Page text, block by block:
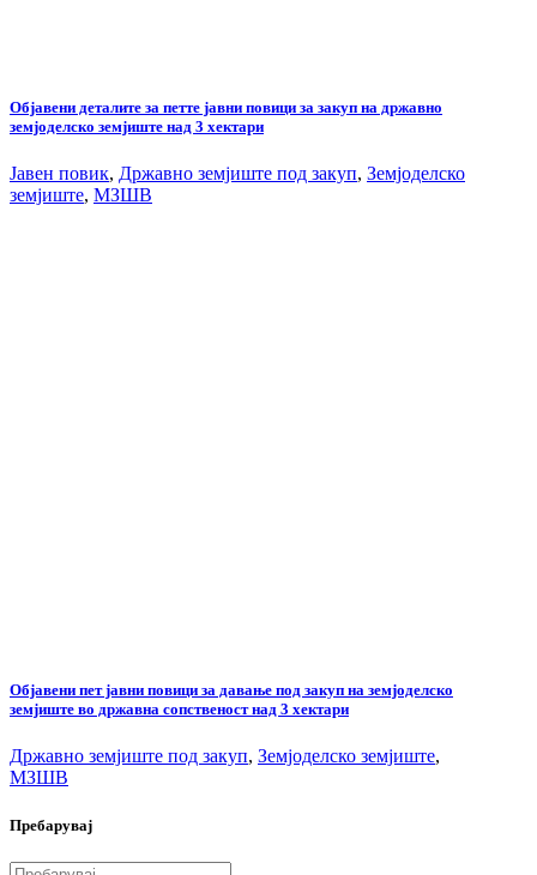
Објавени деталите за петте јавни повици за закуп на државно
земјоделско земјиште над 3 хектари
Јавен повик, Државно земјиште под закуп, Земјоделско
земјиште, МЗШВ
Објавени пет јавни повици за давање под закуп на земјоделско
земјиште во државна сопственост над 3 хектари
Државно земјиште под закуп, Земјоделско земјиште,
МЗШВ
Пребарувај